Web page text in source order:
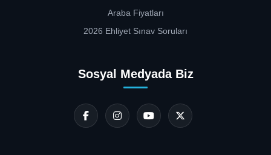
Araba Fiyatları
2026 Ehliyet Sınav Soruları
Sosyal Medyada Biz